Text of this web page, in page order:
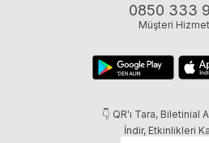
0850 333
Müşteri
👇 QR'ı Tara, Biletinial
İndir, Etkinlikleri